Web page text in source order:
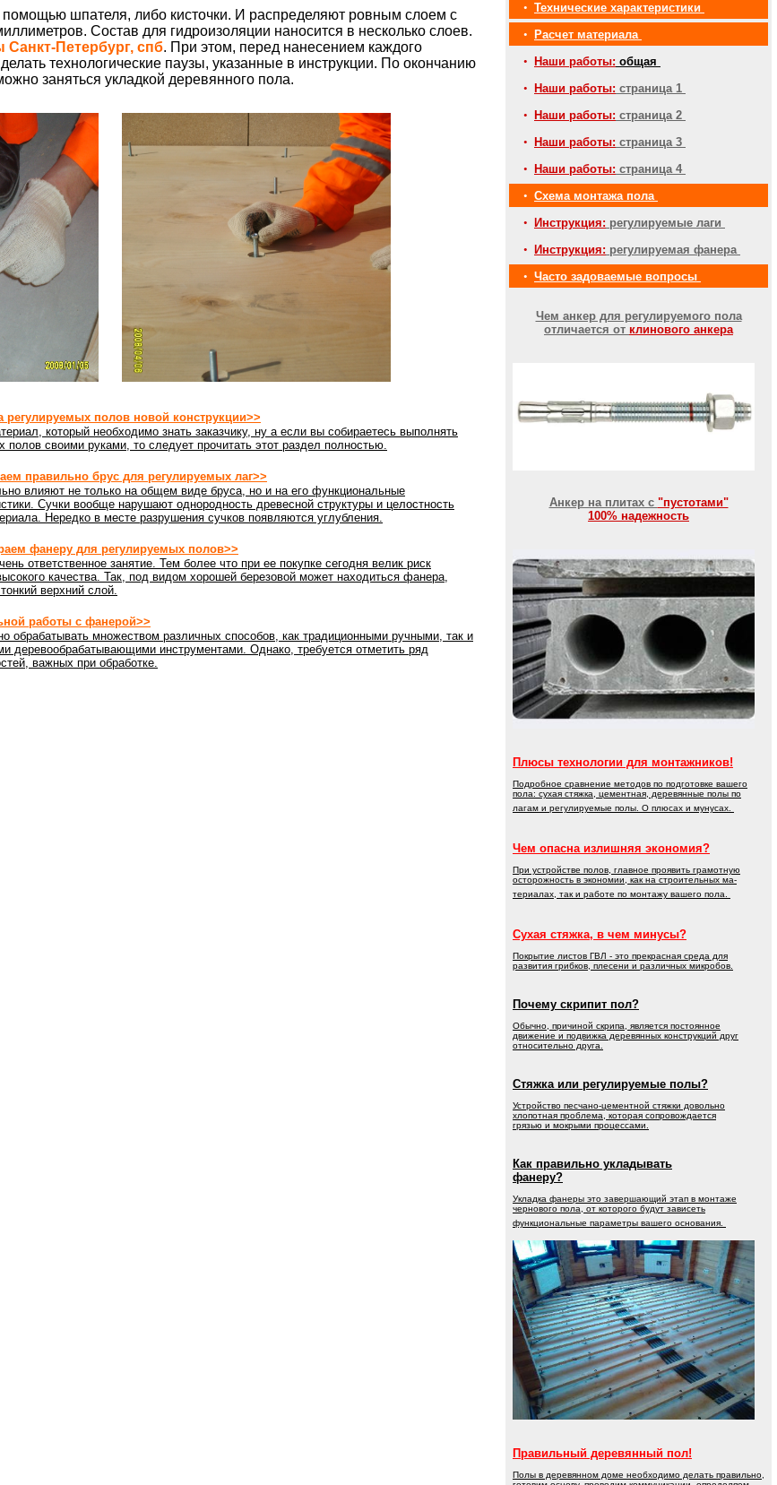
шпателя, либо кисточки. И распределяют ровным слоем с
Состав для гидроизоляции наносится в несколько слоев.
Петербург, спб. При этом, перед нанесением каждого
технологические паузы, указанные в инструкции. По окончанию
заняться укладкой деревянного пола.
регулируемых полов новой конструкции>>
который необходимо знать заказчику, ну а если вы собираетесь выполнять
полов своими руками, то следует прочитать этот раздел полностью.
правильно брус для регулируемых лаг>>
влияют не только на общем виде бруса, но и на его функциональные
Сучки вообще нарушают однородность древесной структуры и целостность
Нередко в месте разрушения сучков появляются углубления.
фанеру для регулируемых полов>>
ответственное занятие. Тем более что при ее покупке сегодня велик риск
качества. Так, под видом хорошей березовой может находиться фанера,
верхний слой.
работы с фанерой>>
обрабатывать множеством различных способов, как традиционными ручными, так и
деревообрабатывающими инструментами. Однако, требуется отметить ряд
важных при обработке.
• Технические характеристики
•
Расчет материала
•
Наши работы: общая
•
Наши работы: страница 1
•
Наши работы: страница 2
•
Наши работы: страница 3
•
Наши работы: страница 4
• Схема монтажа пола
•
Инструкция: регулируемые лаги
•
Инструкция: регулируемая фанера
• Часто задоваемые вопросы
Чем анкер для регулируемого пола
отличается от клинового анкера
Анкер на плитах с "пустотами"
100% надежность
Плюсы технологии для монтажников!
Подробное сравнение методов по подготовке вашего
пола: сухая стяжка, цементная, деревянные полы по
лагам и регулируемые полы. О плюсах и мунусах.
Чем опасна излишняя экономия?
При устройстве полов, главное проявить грамотную
осторожность в экономии, как на строительных ма-
териалах, так и работе по монтажу вашего пола.
Сухая стяжка, в чем минусы?
Покрытие листов ГВЛ - это прекрасная среда для
развития грибков, плесени и различных микробов.
Почему скрипит пол?
Обычно, причиной скрипа, является постоянное
движение и подвижка деревянных конструкций друг
относительно друга.
Стяжка или регулируемые полы?
Устройство песчано-цементной стяжки довольно
хлопотная проблема, которая сопровождается
грязью и мокрыми процессами.
Как правильно укладывать
фанеру?
Укладка фанеры это завершающий этап в монтаже
чернового пола, от которого будут зависеть
функциональные параметры вашего основания.
Правильный деревянный пол!
Полы в деревянном доме необходимо делать правильно,